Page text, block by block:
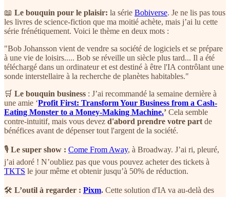
📖 Le bouquin pour le plaisir: la série Bobiverse. Je ne lis pas tous
les livres de science-fiction que ma moitié achète, mais j’ai lu cette
série frénétiquement. Voici le thème en deux mots :
"Bob Johansson vient de vendre sa société de logiciels et se prépare
à une vie de loisirs..... Bob se réveille un siècle plus tard... Il a été
téléchargé dans un ordinateur et est destiné à être l'IA contrôlant une
sonde interstellaire à la recherche de planètes habitables."
🛒 Le bouquin business : J’ai recommandé la semaine dernière à
une amie ‘Profit First: Transform Your Business from a Cash-
Eating Monster to a Money-Making Machine.’ Cela semble
contre-intuitif, mais vous devez d'abord prendre votre part de
bénéfices avant de dépenser tout l'argent de la société.
🎙 Le super show : Come From Away, à Broadway. J’ai ri, pleuré,
j’ai adoré ! N’oubliez pas que vous pouvez acheter des tickets à
TKTS le jour même et obtenir jusqu’à 50% de réduction.
🛠 L’outil à regarder : Pixm. Cette solution d'IA va au-delà des